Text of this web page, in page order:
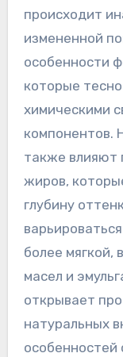
происходит
измененной
особенности
которые
химическими
компонентов.
также влияют
жиров,
глубину
более мягкой,
масел и
открывает
натуральных
особенностей